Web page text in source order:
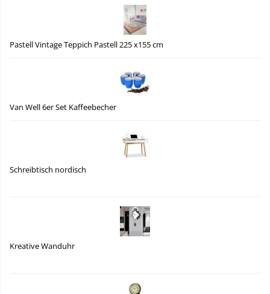
Pastell Vintage Teppich Pastell 225 x155 cm
Van Well 6er Set Kaffeebecher
Schreibtisch nordisch
Kreative Wanduhr